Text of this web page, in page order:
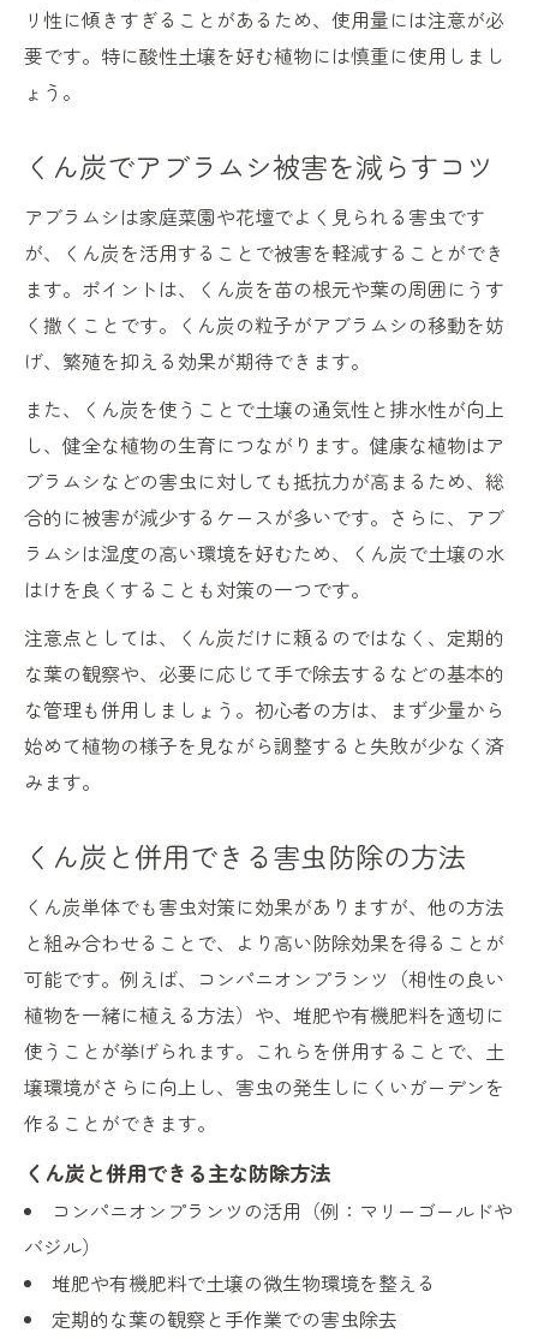
リ性に傾きすぎることがあるため、使用量には注意が必
要です。特に酸性土壌を好む植物には慎重に使用しまし
ょう。
くん炭でアブラムシ被害を減らすコツ
アブラムシは家庭菜園や花壇でよく見られる害虫です
が、くん炭を活用することで被害を軽減することができ
ます。ポイントは、くん炭を苗の根元や葉の周囲にうす
く撒くことです。くん炭の粒子がアブラムシの移動を妨
げ、繁殖を抑える効果が期待できます。
また、くん炭を使うことで土壌の通気性と排水性が向上
し、健全な植物の生育につながります。健康な植物はア
ブラムシなどの害虫に対しても抵抗力が高まるため、総
合的に被害が減少するケースが多いです。さらに、アブ
ラムシは湿度の高い環境を好むため、くん炭で土壌の水
はけを良くすることも対策の一つです。
注意点としては、くん炭だけに頼るのではなく、定期的
な葉の観察や、必要に応じて手で除去するなどの基本的
な管理も併用しましょう。初心者の方は、まず少量から
始めて植物の様子を見ながら調整すると失敗が少なく済
みます。
くん炭と併用できる害虫防除の方法
くん炭単体でも害虫対策に効果がありますが、他の方法
と組み合わせることで、より高い防除効果を得ることが
可能です。例えば、コンパニオンプランツ（相性の良い
植物を一緒に植える方法）や、堆肥や有機肥料を適切に
使うことが挙げられます。これらを併用することで、土
壌環境がさらに向上し、害虫の発生しにくいガーデンを
作ることができます。
くん炭と併用できる主な防除方法
コンパニオンプランツの活用（例：マリーゴールドや
バジル）
堆肥や有機肥料で土壌の微生物環境を整える
定期的な葉の観察と手作業での害虫除去